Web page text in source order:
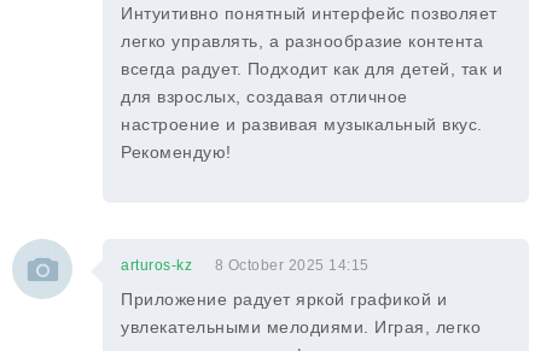
Интуитивно понятный интерфейс позволяет
легко управлять, а разнообразие контента
всегда радует. Подходит как для детей, так и
для взрослых, создавая отличное
настроение и развивая музыкальный вкус.
Рекомендую!
arturos-kz 8 October 2025 14:15
Приложение радует яркой графикой и
увлекательными мелодиями. Играя, легко